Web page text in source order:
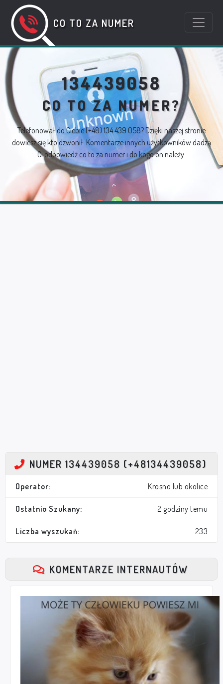
CO TO ZA NUMER
134439058
CO TO ZA NUMER?
Telefonował do Ciebie(+48) 134 439 058? Dzięki naszej stronie
dowiesz się kto dzwonił. Komentarze innych użytkowników dadzą
Ci odpowiedź co to za numer i do kogo on należy.
NUMER 134439058 (+48134439058)
Operator: Krosno lub okolice
Ostatnio Szukany: 2 godziny temu
Liczba wyszukań: 233
KOMENTARZE INTERNAUTÓW